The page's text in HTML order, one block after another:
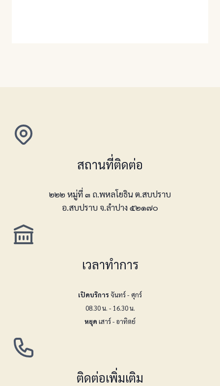
สถานที่ติดต่อ
๒๒๒ หมู่ที่ ๓ ถ.พหลโยธิน ต.สบปราบ
อ.สบปราบ จ.ลำปาง ๕๒๑๗๐
เวลาทำการ
เปิดบริการ จันทร์ - ศุกร์
08.30 น. - 16.30 น.
หยุด เสาร์ - อาทิตย์
ติดต่อเพิ่มเติม